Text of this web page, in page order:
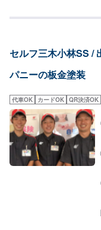
セルフ三木小林SS /
パニーの板金塗装
代車OK カードOK QR決済OK